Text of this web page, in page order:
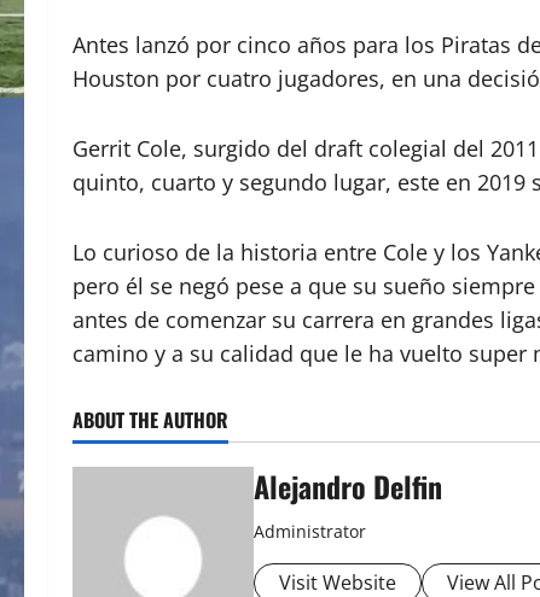
Antes lanzó por cinco años para los Piratas
Houston por cuatro jugadores, en una
Gerrit Cole, surgido del draft colegial del
quinto, cuarto y segundo lugar, este en
Lo curioso de la historia entre Cole y los
pero él se negó pese a que su sueño
antes de comenzar su carrera en grandes
camino y a su calidad que le ha vuelto super
ABOUT THE AUTHOR
Alejandro Delfin
Administrator
Visit Website View All